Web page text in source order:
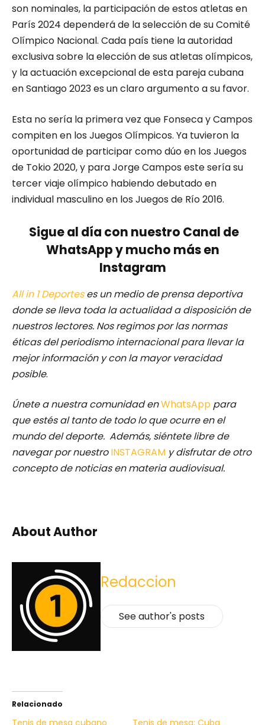
son nominales, la participación de estos atletas en
París 2024 dependerá de la selección de su Comité
Olímpico Nacional. Cada país tiene la autoridad
exclusiva sobre la elección de sus atletas olímpicos,
y la actuación excepcional de esta pareja cubana
en Santiago 2023 es un claro argumento a su favor.
Esta no sería la primera vez que Fonseca y Campos
compiten en los Juegos Olímpicos. Ya tuvieron la
oportunidad de participar como dúo en los Juegos
de Tokio 2020, y para Jorge Campos este sería su
tercer viaje olímpico habiendo debutado en
individual masculino en los Juegos de Río 2016.
Sigue al día con nuestro Canal de
WhatsApp y mucho más en
Instagram
All in 1 Deporteses un medio de prensa deportiva
donde se lleva toda la actualidad a disposición de
nuestros lectores. Nos regimos por las normas
éticas del periodismo internacional para llevar la
mejor información y con la mayor veracidad
posible.
Únete a nuestra comunidad enWhatsApp para
que estés al tanto de todo lo que ocurre en el
mundo del deporte. Además, siéntete libre de
navegar por nuestro INSTAGRAM y disfrutar de otro
concepto de noticias en materia audiovisual.
About Author
Redaccion
See author's posts
Relacionado